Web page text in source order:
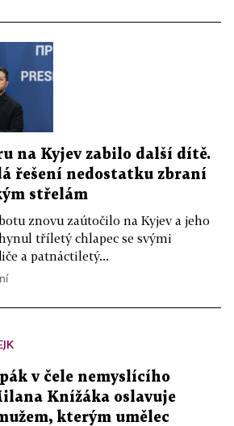
na Kyjev zabilo další dítě.
řešení nedostatku zbraní
střelám
znovu zaútočilo na Kyjev a jeho
tříletý chlapec se svými
a patnáctiletý...
v čele nemyslícího
Knížáka oslavuje
kterým umělec